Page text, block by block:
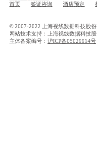
首页
签证咨询 酒店预定
© 2007-2022 上海视线数据科技股
网站技术支持：上海视线数据科技
主体备案编号： 沪ICP备05029914号